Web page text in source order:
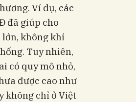
Ví dụ, các
đã giúp cho
lớn, không khí
Tuy nhiên,
có quy mô nhỏ,
được cao như
không chỉ ở Việt